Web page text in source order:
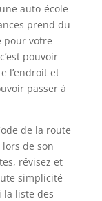
auto-école
prend du
pour votre
pouvoir
l’endroit et
passer à
de la route
de son
révisez et
simplicité
la liste des